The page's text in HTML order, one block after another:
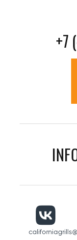
+7
californiagrills